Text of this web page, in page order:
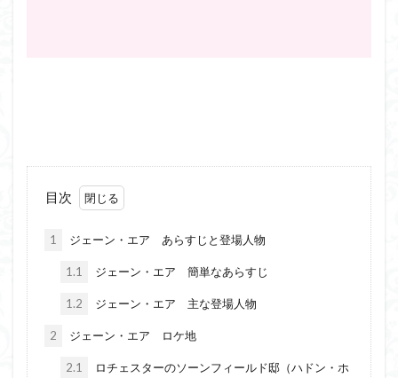
目次
1 ジェーン・エア あらすじと登場人物
1.1 ジェーン・エア 簡単なあらすじ
1.2 ジェーン・エア 主な登場人物
2 ジェーン・エア ロケ地
2.1
ロチェスターのソーンフィールド邸（ハドン・ホ